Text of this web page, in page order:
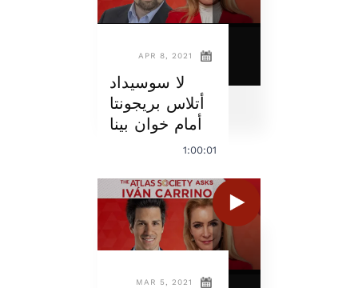
APR 8, 2021
لا سوسيداد
أتلاس بريجونتا
أمام خوان بينا
1:00:01
MAR 5, 2021